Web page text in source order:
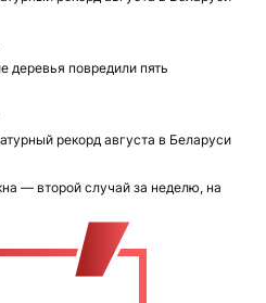
деревья повредили пять
рекорд августа в Беларуси
— второй случай за неделю, на